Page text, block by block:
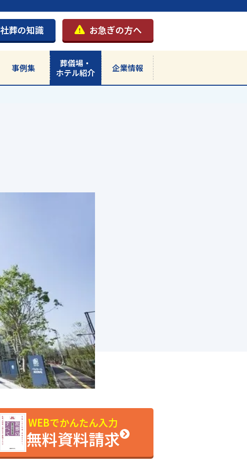
社葬の知識 お急ぎの方へ
事例集
葬儀場・
ホテル紹介
企業情報
WEBでかんたん入力
無料資料請求